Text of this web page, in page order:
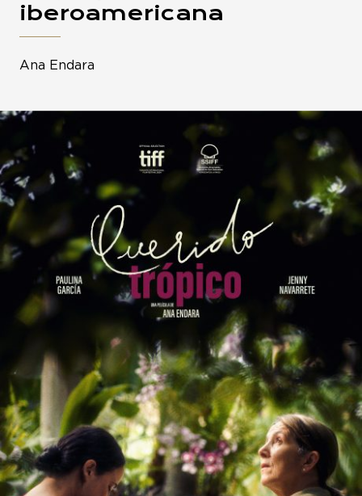
iberoamericana
Ana Endara